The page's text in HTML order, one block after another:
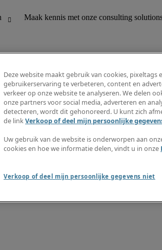
en boekhouding
en office support
resources
Deze website maakt gebruik van cookies,
gebruikerservaring te verbeteren, content en
verkeer op onze website te analyseren. We delen
onze partners voor social media, adverteren en
detecteren, wordt dit gehonoreerd. U kunt zich
de linkVerkoop of deel mijn persoonlijke
Uw gebruik van de website is onderworpen aan
cookies en hoe we informatie delen, vindt u in onze
Verkoop of deel mijn persoonlijke gegevens niet